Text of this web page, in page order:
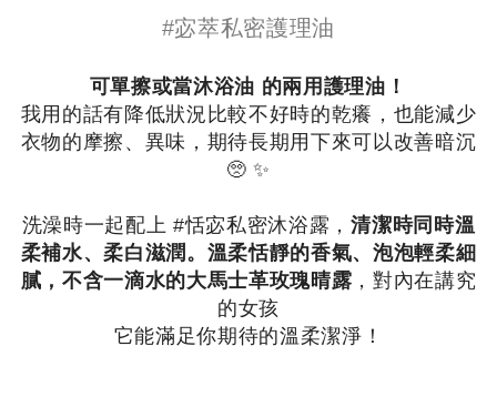
#宓萃私密護理油
可單擦或當沐浴油 的兩用護理油！⁡
我用的話有降低狀況比較不好時的乾癢，也能減少
衣物的摩擦、異味，期待長期用下來可以改善暗沉
🥺 ✨
洗澡時一起配上 #恬宓私密沐浴露，清潔時同時溫
柔補水、柔白滋潤。溫柔恬靜的香氣、泡泡輕柔細
膩，不含一滴水的大馬士革玫瑰晴露 ，對內在講究
的女孩
它能滿足你期待的溫柔潔淨！